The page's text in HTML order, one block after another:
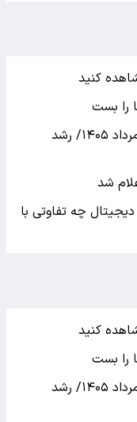
کنید
را بست
نرخ ارز دلار، طلا سکه و یورو امروز ۱۵ مرداد ۱۴۰۵/ رشد
شد
چه تفاوتی با
کنید
را بست
نرخ ارز دلار، طلا سکه و یورو امروز ۱۵ مرداد ۱۴۰۵/ رشد